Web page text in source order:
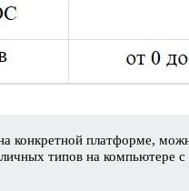
конкретной платформе,
типов на компьютере